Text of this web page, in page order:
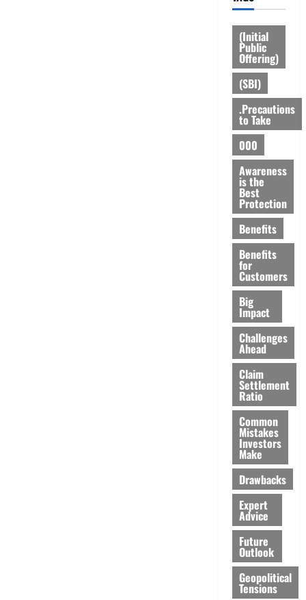
(Initial
Public
Offering)
(SBI)
.Precautions
to Take
000
Awareness
is the
Best
Protection
Benefits
Benefits
for
Customers
Big
Impact
Challenges
Ahead
Claim
Settlement
Ratio
Common
Mistakes
Investors
Make
Drawbacks
Expert
Advice
Future
Outlook
Geopolitical
Tensions